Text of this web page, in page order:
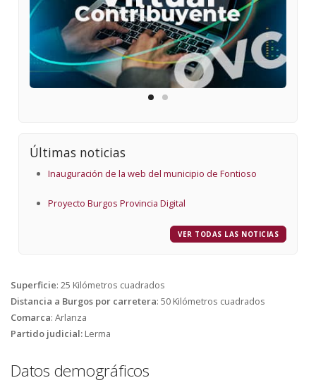
Últimas noticias
Inauguración de la web del municipio de Fontioso
Proyecto Burgos Provincia Digital
VER TODAS LAS NOTICIAS
Superficie: 25 Kilómetros cuadrados
Distancia a Burgos por carretera: 50 Kilómetros cuadrados
Comarca: Arlanza
Partido judicial: Lerma
Datos demográficos